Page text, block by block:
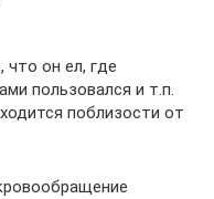
что он ел, где
пользовался и т.п.
поблизости от